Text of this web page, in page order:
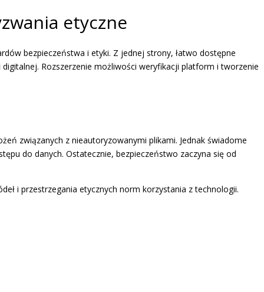
etyczne
bezpieczeństwa i etyki. Z jednej strony, łatwo dostępne
Rozszerzenie możliwości weryfikacji platform i tworzenie
związanych z nieautoryzowanymi plikami. Jednak świadome
do danych. Ostatecznie, bezpieczeństwo zaczyna się od
i przestrzegania etycznych norm korzystania z technologii.